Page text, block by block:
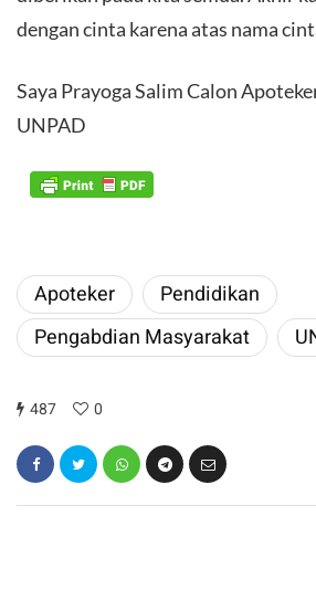
dengan cinta karena atas nama
Saya Prayoga Salim Calon
UNPAD
Apoteker
Pendidikan
Pengabdian Masyarakat
487 0